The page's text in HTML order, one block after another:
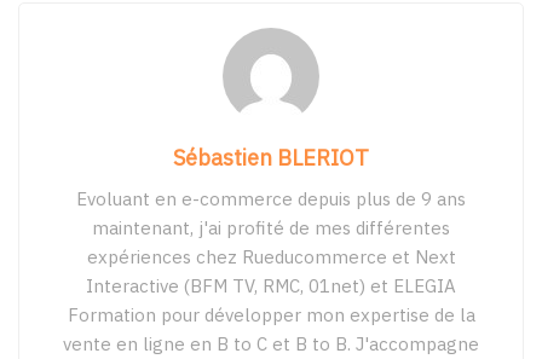
Sébastien BLERIOT
Evoluant en e-commerce depuis plus de 9 ans
maintenant, j'ai profité de mes différentes
expériences chez Rueducommerce et Next
Interactive (BFM TV, RMC, 01net) et ELEGIA
Formation pour développer mon expertise de la
vente en ligne en B to C et B to B. J'accompagne